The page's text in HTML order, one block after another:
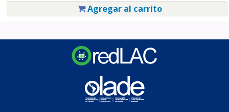
Agregar al carrito